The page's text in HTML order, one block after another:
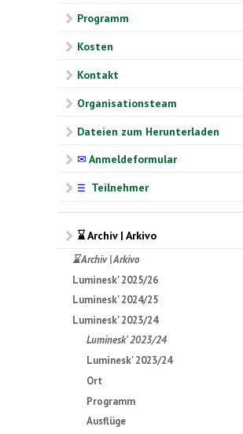
Programm
Kosten
Kontakt
Organisationsteam
Dateien zum Herunterladen
✉ Anmeldeformular
☰ Teilnehmer
⌛ Archiv | Arkivo
⌛ Archiv | Arkivo
Luminesk' 2025/26
Luminesk' 2024/25
Luminesk' 2023/24
Luminesk' 2023/24
Luminesk' 2023/24
Ort
Programm
Ausflüge